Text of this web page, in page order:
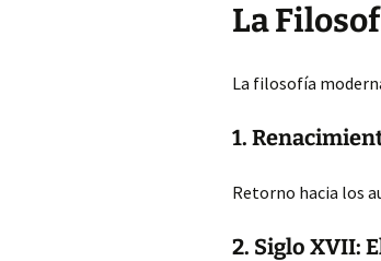
La
La filosofía
1.
Retorno hacia los
2. Siglo XVII: